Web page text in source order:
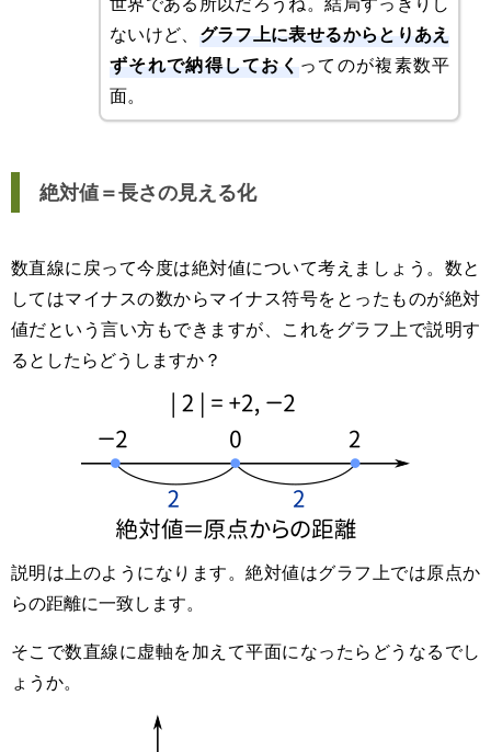
ないけど、 グラフ上に表せるからとりあえ
ずそれで納得しておく ってのが複素数平
面。
絶対値＝長さの見える化
数直線に戻って今度は絶対値について考えましょう。数と
してはマイナスの数からマイナス符号をとったものが絶対
値だという言い方もできますが、これをグラフ上で説明す
るとしたらどうしますか？
説明は上のようになります。絶対値はグラフ上では原点か
らの距離に一致します。
そこで数直線に虚軸を加えて平面になったらどうなるでし
ょうか。